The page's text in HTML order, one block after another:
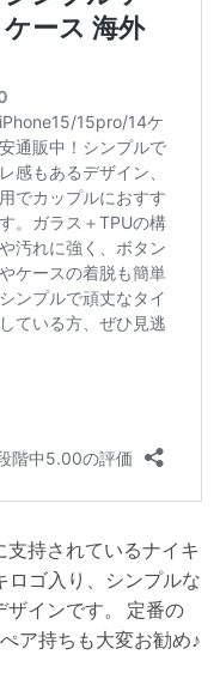
持されているナイキ
ロゴ入り、シンプルな
インです。 定番の
ア持ちも大変お勧め♪